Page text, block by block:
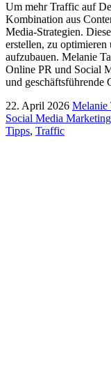
Um mehr Traffic auf
Kombination aus
Media-Strategien.
erstellen, zu
aufzubauen. Melanie
Online PR und Social
und
22. April 2026 Melanie
Social Media Marketing
Tipps, Traffic